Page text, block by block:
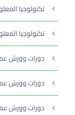
تكنولوجيا
تكنولوجيا
دورات وورش
دورات وورش
دورات وورش